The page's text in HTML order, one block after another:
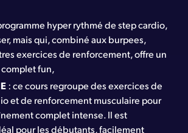
hyper rythmé de step cardio,
mais qui, combiné aux burpees,
exercices de renforcement, offre un
fun,
: ce cours regroupe des exercices de
et de renforcement musculaire pour
complet intense. Il est
pour les débutants, facilement